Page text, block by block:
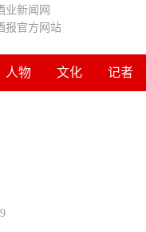
业新闻网
报官方网站
人物 文化 记者